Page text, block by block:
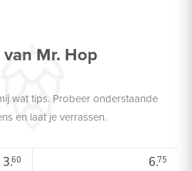
Mr. Hop
wat tips. Probeer onderstaande
en laat je verrassen.
3.60 6.75